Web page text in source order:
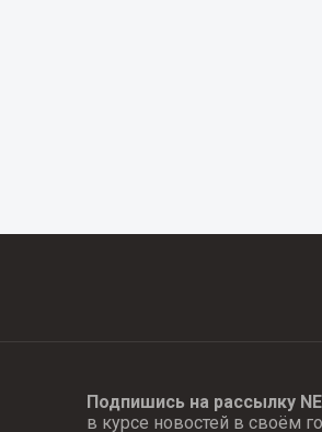
Подпишись на рассылку
в курсе новостей в своём